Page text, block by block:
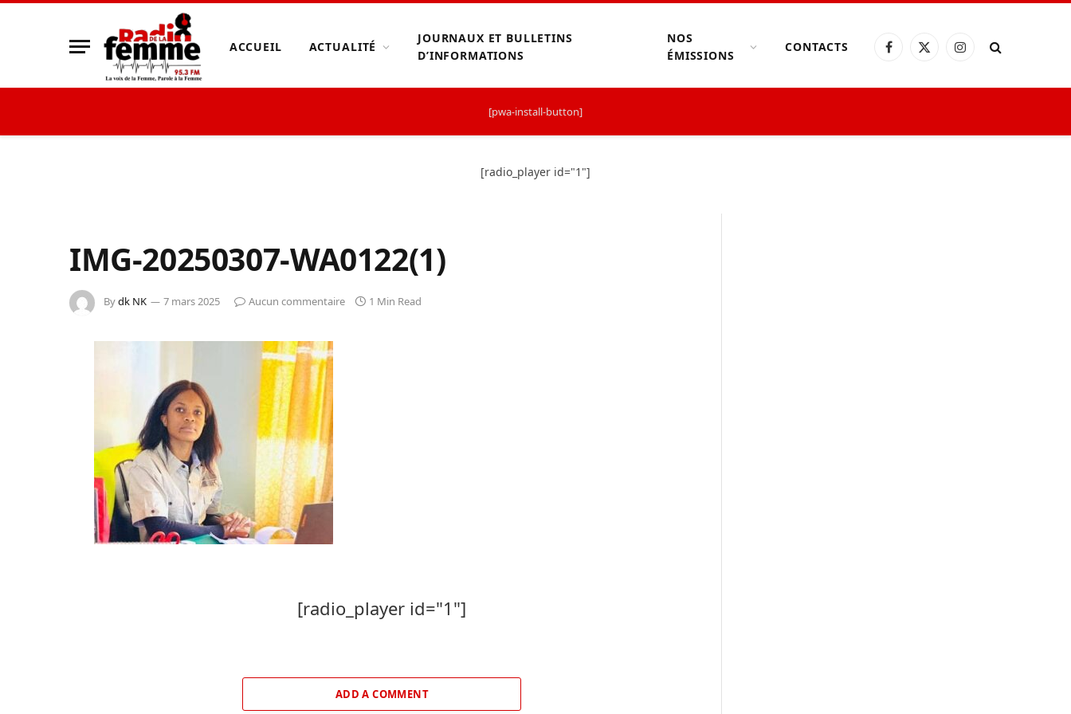
ACCUEIL ACTUALITÉ
JOURNAUX ET BULLETINS
D’INFORMATIONS
NOS
ÉMISSIONS
CONTACTS Facebook
X
Instagram
[pwa-install-button]
[radio_player id="1"]
IMG-20250307-WA0122(1)
Bydk NK 7 mars 2025 Aucun commentaire 1 Min Read
[radio_player id="1"]
ADD A COMMENT